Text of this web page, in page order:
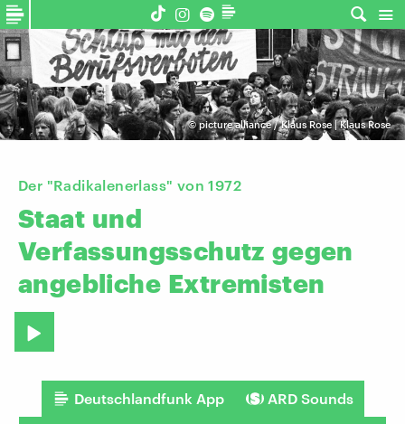
©picture alliance / Klaus Rose | Klaus Rose
Der "Radikalenerlass" von 1972
Staat und
Verfassungsschutz gegen
angebliche Extremisten
Deutschlandfunk App ARD Sounds